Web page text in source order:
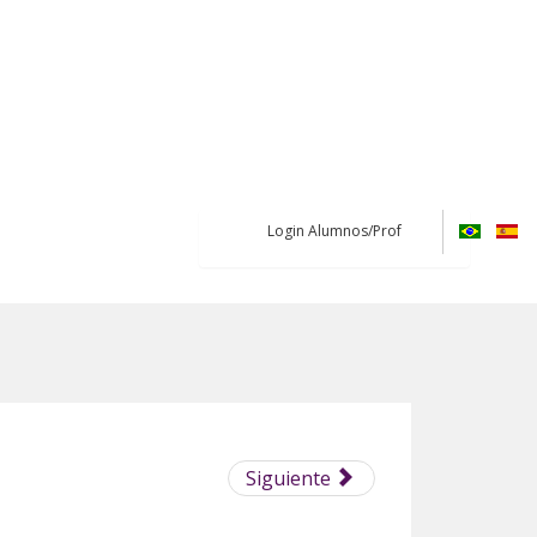
Login Alumnos/Prof
Siguiente